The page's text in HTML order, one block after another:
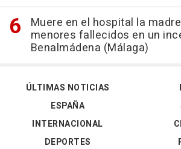
Muere en el hospital la
menores fallecidos en un
Benalmádena (Málaga)
ÚLTIMAS NOTICIAS
ESPAÑA
INTERNACIONAL
DEPORTES